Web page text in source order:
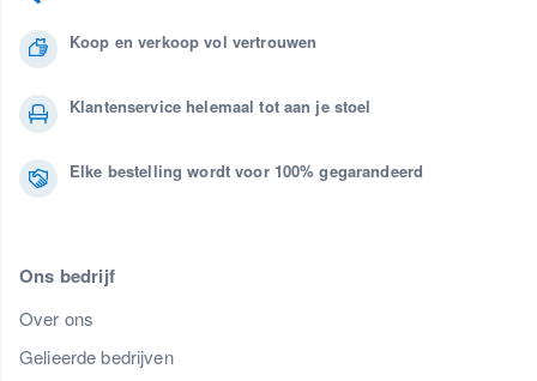
Koop en verkoop vol vertrouwen
Klantenservice helemaal tot aan je stoel
Elke bestelling wordt voor 100% gegarandeerd
Ons bedrijf
Over ons
Gelieerde bedrijven